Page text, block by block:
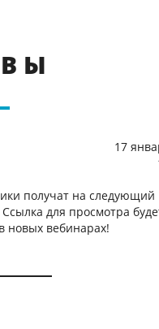
17
получат на следующий
для просмотра
новых вебинарах!